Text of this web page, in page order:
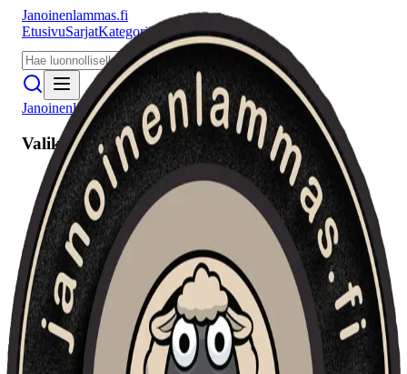
Janoinenlammas.fi
EtusivuSarjatKategoriat PuhujatMeistä
Janoinenlammas.fi
Valikko
Etusivu
Sarjat
Kategoriat
Puhujat
Haku
Tietosuojaseloste
Seuraa meitä
Facebook Instagram
YouTube
© 2026 Janoinenlammas.fi. Kaikki oikeudet pidätetään.